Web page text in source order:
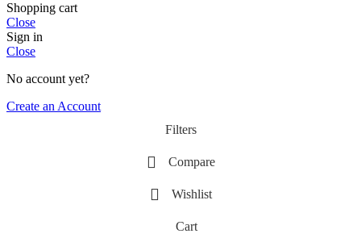
Shopping cart
Close
Sign in
Close
No account yet?
Create an Account
Filters
Compare
Wishlist
Cart